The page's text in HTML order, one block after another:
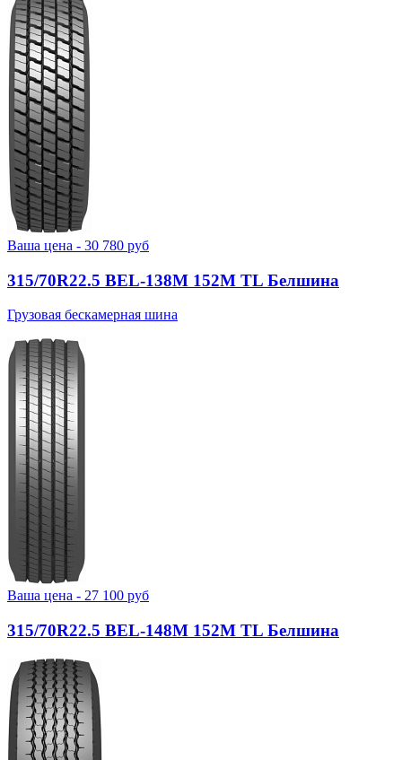
Ваша цена - 30 780 руб
315/70R22.5 BEL-138М 152M TL Белшина
Грузовая бескамерная шина
Ваша цена - 27 100 руб
315/70R22.5 BEL-148М 152M TL Белшина